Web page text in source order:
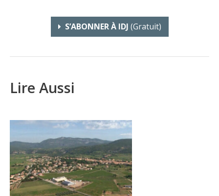
S’ABONNER À IDJ (gratuit)
Lire Aussi